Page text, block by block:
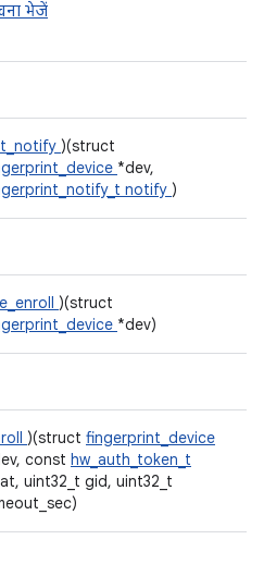
भेजें
)(struct
*dev,
notify )
)(struct
*dev)
)(struct fingerprint_device
const hw_auth_token_t
uint32_t gid, uint32_t